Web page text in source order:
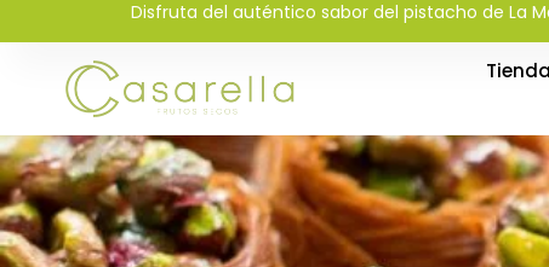
al
contenido
Disfruta del auténtico sabor del pistacho de La
Tienda